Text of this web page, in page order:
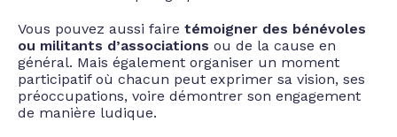
Vous pouvez aussi faire témoigner des bénévoles
ou militants d’associations ou de la cause en
général. Mais également organiser un moment
participatif où chacun peut exprimer sa vision, ses
préoccupations, voire démontrer son engagement
de manière ludique.